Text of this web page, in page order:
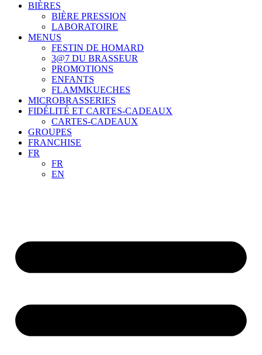
BIÈRES
BIÈRE PRESSION
LABORATOIRE
MENUS
FESTIN DE HOMARD
3@7 DU BRASSEUR
PROMOTIONS
ENFANTS
FLAMMKUECHES
MICROBRASSERIES
FIDÉLITÉ ET CARTES-CADEAUX
CARTES-CADEAUX
GROUPES
FRANCHISE
FR
FR
EN